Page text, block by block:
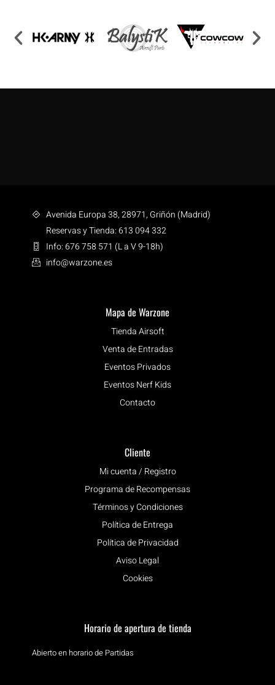
Avenida Europa 38, 28971, Griñón (Madrid)
Reservas y Tienda: 613 094 332
Info: 676 758 571 (L a V 9-18h)
info@warzone.es
Mapa de Warzone
Tienda Airsoft
Venta de Entradas
Eventos Privados
Eventos Nerf Kids
Contacto
Cliente
Mi cuenta / Registro
Programa de Recompensas
Términos y Condiciones
Política de Entrega
Política de Privacidad
Aviso Legal
Cookies
Horario de apertura de tienda
Abierto en horario de Partidas